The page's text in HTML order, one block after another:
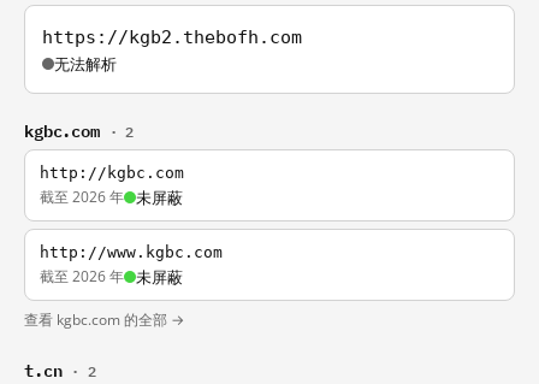
https://kgb2.thebofh.com
无法解析
kgbc.com · 2
http://kgbc.com
截至 2026 年 未屏蔽
http://www.kgbc.com
截至 2026 年 未屏蔽
查看 kgbc.com 的全部 →
t.cn · 2